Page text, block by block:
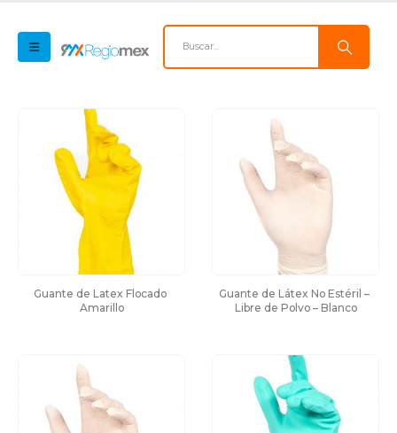
Guante de Latex Flocado
Amarillo
Guante de Látex No Estéril –
Libre de Polvo – Blanco